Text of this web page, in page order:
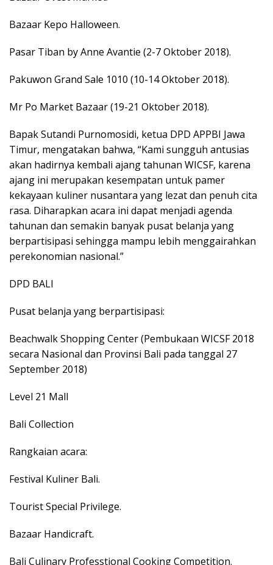
Bazaar Kepo Halloween.
Pasar Tiban by Anne Avantie (2-7 Oktober 2018).
Pakuwon Grand Sale 1010 (10-14 Oktober 2018).
Mr Po Market Bazaar (19-21 Oktober 2018).
Bapak Sutandi Purnomosidi, ketua DPD APPBI Jawa
Timur, mengatakan bahwa, “Kami sungguh antusias
akan hadirnya kembali ajang tahunan WICSF, karena
ajang ini merupakan kesempatan untuk pamer
kekayaan kuliner nusantara yang lezat dan penuh cita
rasa. Diharapkan acara ini dapat menjadi agenda
tahunan dan semakin banyak pusat belanja yang
berpartisipasi sehingga mampu lebih menggairahkan
perekonomian nasional.”
DPD BALI
Pusat belanja yang berpartisipasi:
Beachwalk Shopping Center (Pembukaan WICSF 2018
secara Nasional dan Provinsi Bali pada tanggal 27
September 2018)
Level 21 Mall
Bali Collection
Rangkaian acara:
Festival Kuliner Bali.
Tourist Special Privilege.
Bazaar Handicraft.
Bali Culinary Professtional Cooking Competition.